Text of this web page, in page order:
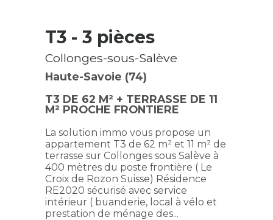
T3 - 3 pièces
Collonges-sous-Salève
Haute-Savoie (74)
T3 DE 62 M² + TERRASSE DE 11
M² PROCHE FRONTIERE
La solution immo vous propose un
appartement T3 de 62 m² et 11 m² de
terrasse sur Collonges sous Salève à
400 mètres du poste frontière ( Le
Croix de Rozon Suisse) Résidence
RE2020 sécurisé avec service
intérieur ( buanderie, local à vélo et
prestation de ménage des...